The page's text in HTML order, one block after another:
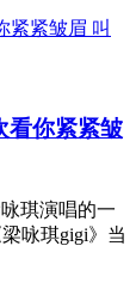
看你紧紧皱
琪演唱的一
咏琪gigi》当